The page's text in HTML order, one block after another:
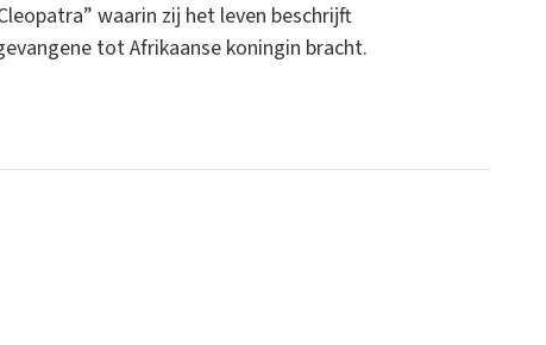
waarin zij het leven beschrijft
tot Afrikaanse koningin bracht.